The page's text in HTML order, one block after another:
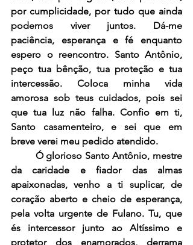
por cumplicidade, por tudo que ainda
podemos viver juntos. Dá-me
paciência, esperança e fé enquanto
espero o reencontro. Santo Antônio,
peço tua bênção, tua proteção e tua
intercessão. Coloca minha vida
amorosa sob teus cuidados, pois sei
que tua luz não falha. Confio em ti,
Santo casamenteiro, e sei que em
breve verei meu pedido atendido.
da caridade e fiador das almas
apaixonadas, venho a ti suplicar, de
coração aberto e cheio de esperança,
pela volta urgente de Fulano. Tu, que
és intercessor junto ao Altíssimo e
protetor dos enamorados, derrama